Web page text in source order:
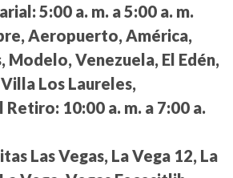
5:00 a. m. a 5:00 a. m.
Aeropuerto, América,
Modelo, Venezuela, El Edén,
Los Laureles,
Retiro: 10:00 a. m. a 7:00 a.
Las Vegas, La Vega 12, La